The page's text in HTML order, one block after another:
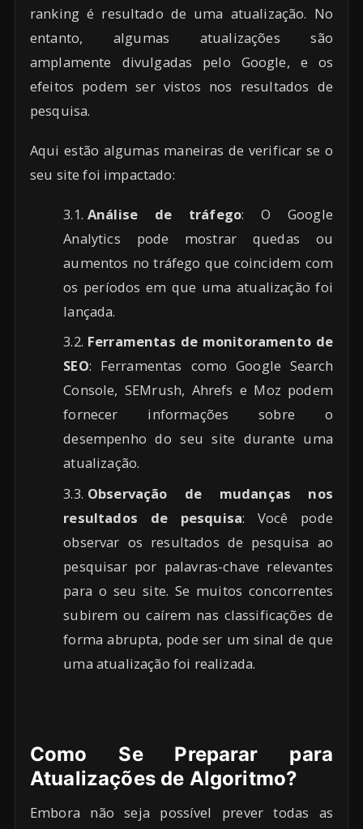
ranking é resultado de uma atualização. No
entanto, algumas atualizações são
amplamente divulgadas pelo Google, e os
efeitos podem ser vistos nos resultados de
pesquisa.
Aqui estão algumas maneiras de verificar se o
seu site foi impactado:
Análise de tráfego: O Google
Analytics pode mostrar quedas ou
aumentos no tráfego que coincidem com
os períodos em que uma atualização foi
lançada.
Ferramentas de monitoramento de
SEO: Ferramentas como Google Search
Console, SEMrush, Ahrefs e Moz podem
fornecer informações sobre o
desempenho do seu site durante uma
atualização.
Observação de mudanças nos
resultados de pesquisa: Você pode
observar os resultados de pesquisa ao
pesquisar por palavras-chave relevantes
para o seu site. Se muitos concorrentes
subirem ou caírem nas classificações de
forma abrupta, pode ser um sinal de que
uma atualização foi realizada.
Como Se Preparar para
Atualizações de Algoritmo?
Embora não seja possível prever todas as